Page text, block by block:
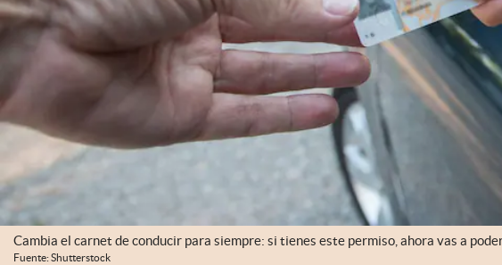
Cambia el carnet de conducir para siempre: si tienes este permiso, ahora vas a
Fuente: Shutterstock